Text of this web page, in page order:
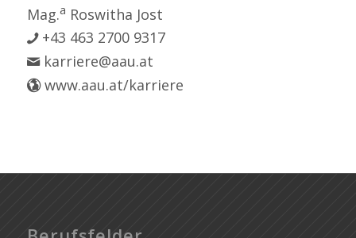
Mag.a Roswitha Jost
+43 463 2700 9317
karriere@aau.at
www.aau.at/karriere